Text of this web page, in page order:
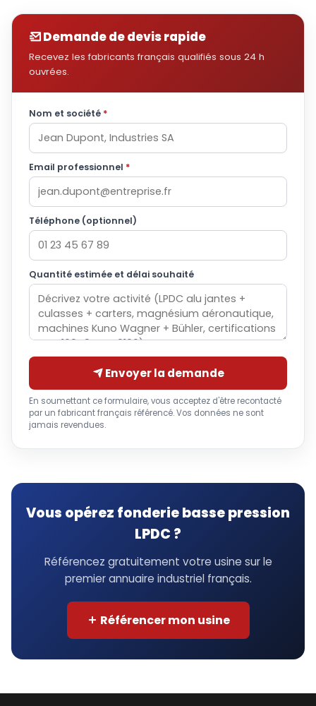
Demande de devis rapide
Recevez les fabricants français qualifiés sous 24 h
ouvrées.
Nom et société *
Email professionnel *
Téléphone (optionnel)
Quantité estimée et délai souhaité
Envoyer la demande
En soumettant ce formulaire, vous acceptez d'être recontacté
par un fabricant français référencé. Vos données ne sont
jamais revendues.
Vous opérez fonderie basse pression
LPDC ?
Référencez gratuitement votre usine sur le
premier annuaire industriel français.
Référencer mon usine